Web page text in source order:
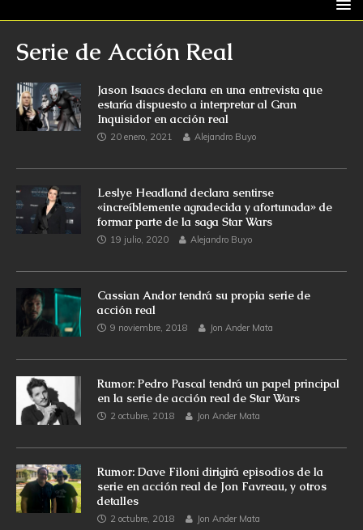
Serie de Acción Real
Jason Isaacs declara en una entrevista que
estaría dispuesto a interpretar al Gran
Inquisidor en acción real
20 enero, 2021 Alejandro Buyo
Leslye Headland declara sentirse
«increíblemente agradecida y afortunada» de
formar parte de la saga Star Wars
19 julio, 2020 Alejandro Buyo
Cassian Andor tendrá su propia serie de
acción real
9 noviembre, 2018 Jon Ander Mata
Rumor: Pedro Pascal tendrá un papel principal
en la serie de acción real de Star Wars
2 octubre, 2018 Jon Ander Mata
Rumor: Dave Filoni dirigirá episodios de la
serie en acción real de Jon Favreau, y otros
detalles
2 octubre, 2018 Jon Ander Mata